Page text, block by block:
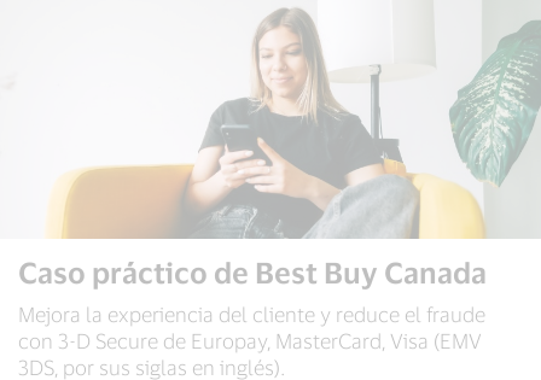
Caso práctico de Best Buy Canada
Mejora la experiencia del cliente y reduce el fraude
con 3-D Secure de Europay, MasterCard, Visa (EMV
3DS, por sus siglas en inglés).